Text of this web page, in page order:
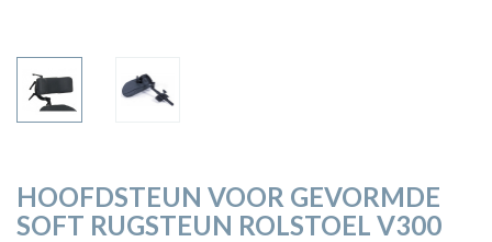
HOOFDSTEUN VOOR GEVORMDE
SOFT RUGSTEUN ROLSTOEL V300